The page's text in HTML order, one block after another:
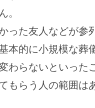
。
った友人などが参
本的に小規模な葬
わらないといった
もらう人の範囲は